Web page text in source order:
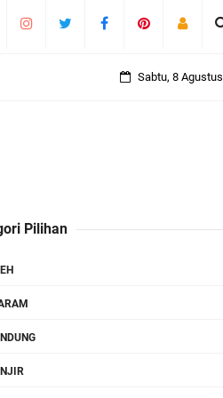
Sabtu, 8 Agustus
Pilihan